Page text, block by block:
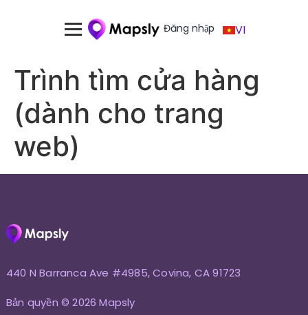
Đăng nhập VI
Trình tìm cửa hàng
(dành cho trang
web)
440 N Barranca Ave #4985, Covina, CA 91723
Bản quyền © 2026 Mapsly